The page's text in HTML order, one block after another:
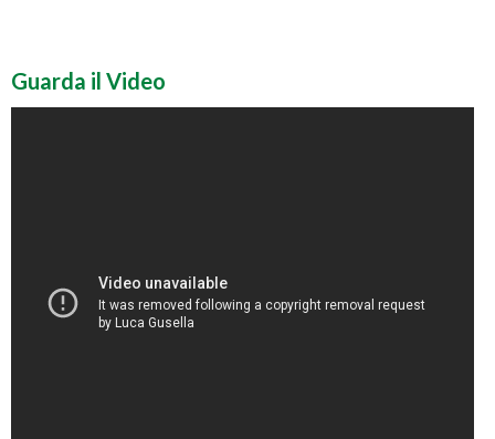
Guarda il Video